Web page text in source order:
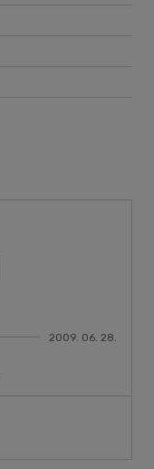
2009. 06. 28.